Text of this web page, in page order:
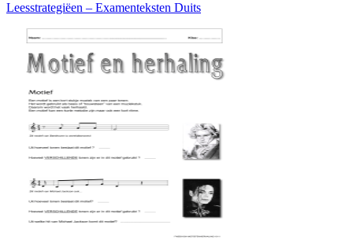
Leesstrategiëen – Examenteksten Duits